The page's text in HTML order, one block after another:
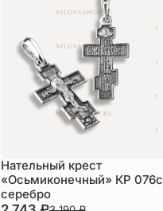
Нательный крест
«Осьмиконечный» КР 076с
серебро